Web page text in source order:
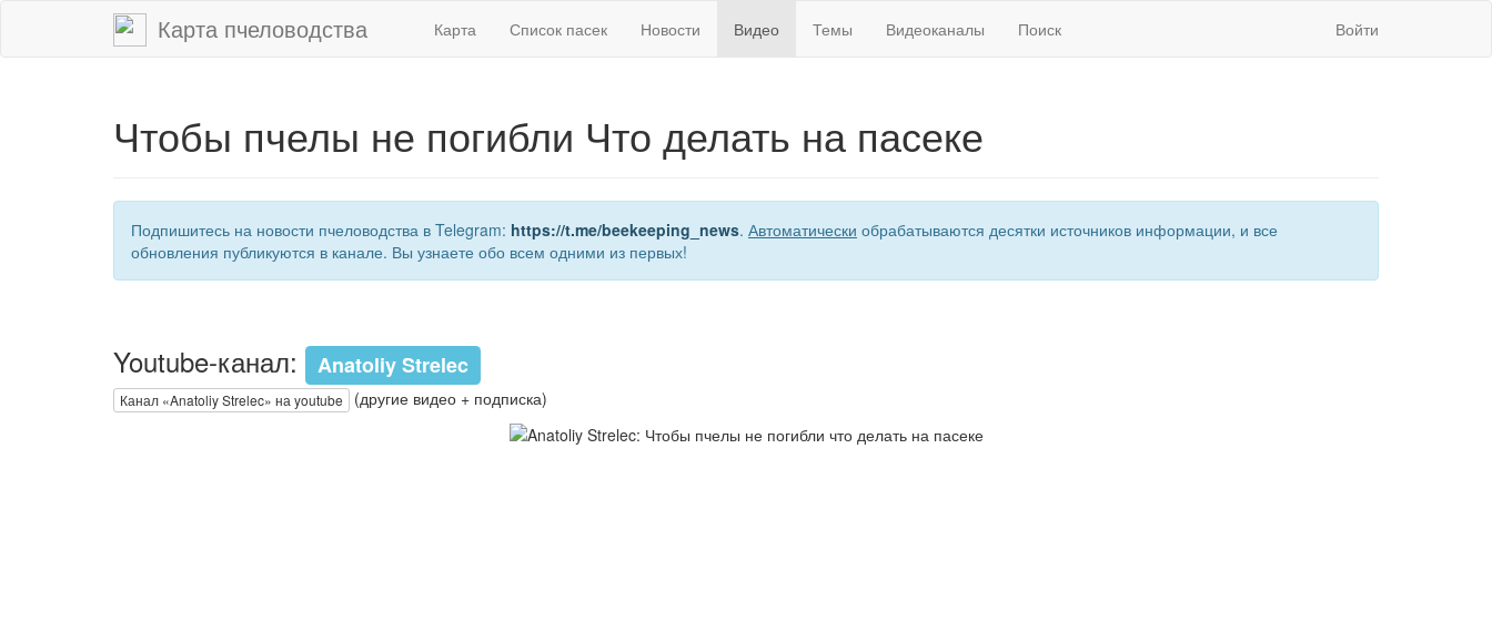
Карта пчеловодства Карта Список пасек Новости Видео Темы Видеоканалы Поиск Войти
Чтобы пчелы не погибли Что делать на пасеке
Подпишитесь на новости пчеловодства в Telegram: https://t.me/beekeeping_news. Автоматически обрабатываются десятки источников информации, и все
обновления публикуются в канале. Вы узнаете обо всем одними из первых!
Youtube-канал: Anatoliy Strelec
Канал «Anatoliy Strelec» на youtube (другие видео + подписка)